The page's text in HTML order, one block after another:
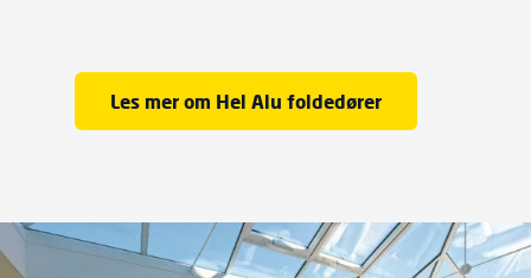
Les mer om Hel Alu foldedører